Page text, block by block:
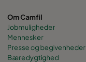
Om Camfil
Jobmuligheder
Mennesker
Presse og begivenheder
Bæredygtighed